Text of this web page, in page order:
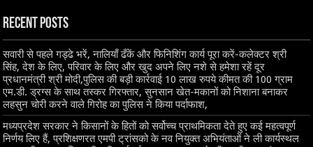
Recent Posts
सवारी से पहले गड्ढे भरें, नालियाँ ढँकें और फिनिशिंग कार्य पूरा करें-कलेक्टर श्री
सिंह, देश के लिए, परिवार के लिए और खुद अपने लिए नशे से हमेशा रहें दूर
प्रधानमंत्री श्री मोदी,पुलिस की बड़ी कार्रवाई 10 लाख रुपये कीमत की 100 ग्राम
एम.डी. ड्रग्स के साथ तस्कर गिरफ्तार, सुनसान खेत-मकानों को निशाना बनाकर
लहसुन चोरी करने वाले गिरोह का पुलिस ने किया पर्दाफाश,
मध्यप्रदेश सरकार ने किसानों के हितों को सर्वोच्च प्राथमिकता देते हुए कई महत्वपूर्ण
निर्णय लिए हैं, प्रशिक्षणरत एमपी ट्रांसको के नव नियुक्त अभियंताओं ने ली कार्यस्थल